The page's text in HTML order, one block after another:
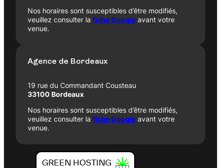
Nos horaires sont susceptibles d’être modifiés,
veuillez consulter la fiche Google avant votre
venue.
Agence de Bordeaux
19 rue du Commandant Cousteau
33100 Bordeaux
Nos horaires sont susceptibles d’être modifiés,
veuillez consulter la fiche Google avant votre
venue.